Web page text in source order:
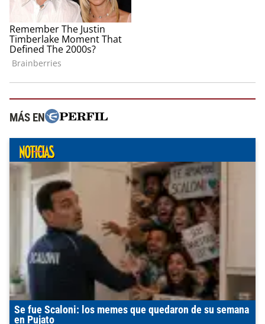
MÁS EN
Se fue Scaloni: los memes que quedaron de su semana
en Pujato